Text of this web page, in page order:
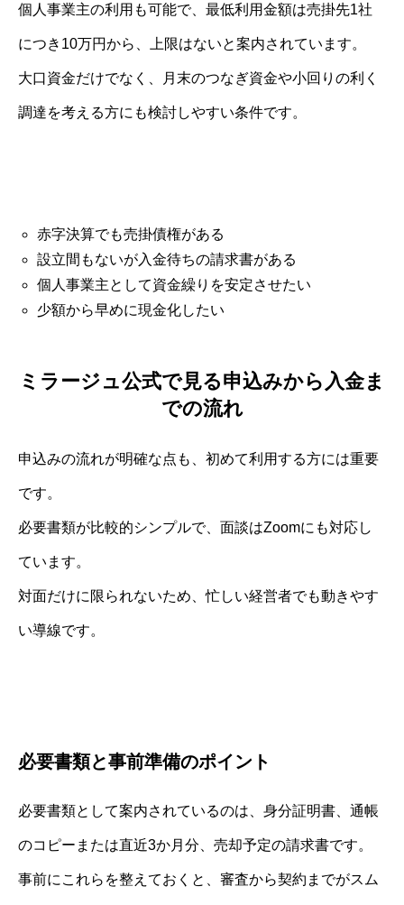
個人事業主の利用も可能で、最低利用金額は売掛先1社
につき10万円から、上限はないと案内されています。
大口資金だけでなく、月末のつなぎ資金や小回りの利く
調達を考える方にも検討しやすい条件です。
赤字決算でも売掛債権がある
設立間もないが入金待ちの請求書がある
個人事業主として資金繰りを安定させたい
少額から早めに現金化したい
ミラージュ公式で見る申込みから入金ま
での流れ
申込みの流れが明確な点も、初めて利用する方には重要
です。
必要書類が比較的シンプルで、面談はZoomにも対応し
ています。
対面だけに限られないため、忙しい経営者でも動きやす
い導線です。
必要書類と事前準備のポイント
必要書類として案内されているのは、身分証明書、通帳
のコピーまたは直近3か月分、売却予定の請求書です。
事前にこれらを整えておくと、審査から契約までがスム